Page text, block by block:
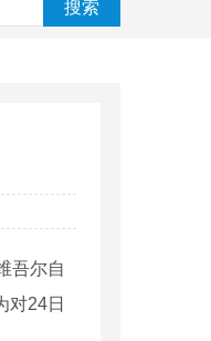
搜索
吾尔自
对24日